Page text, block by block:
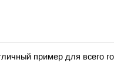
пример для всего